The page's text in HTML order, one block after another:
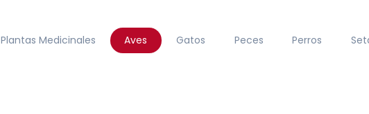
Plantas Medicinales Aves Gatos Peces Perros